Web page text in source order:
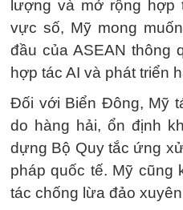
lượng và mở rộng hợp
vực số, Mỹ mong
đầu của ASEAN thông
hợp tác AI và phát triển
Đối với Biển Đông, Mỹ
do hàng hải, ổn định
dựng Bộ Quy tắc ứng
pháp quốc tế. Mỹ cũng
tác chống lừa đảo